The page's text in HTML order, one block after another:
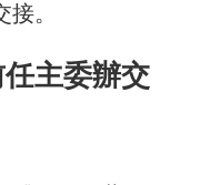
。
主委辦交